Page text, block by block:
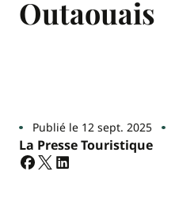
Outaouais
Publié le 12 sept. 2025
La Presse Touristique